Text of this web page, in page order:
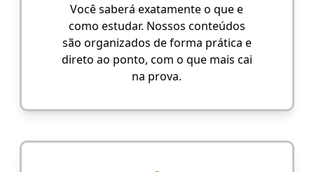
Você saberá exatamente o que e
como estudar. Nossos conteúdos
são organizados de forma prática e
direto ao ponto, com o que mais cai
na prova.